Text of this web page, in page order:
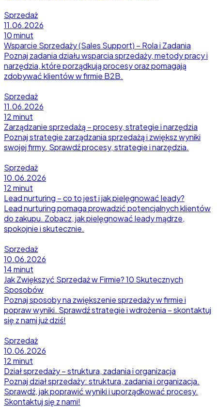
Sprzedaż
11.06.2026
10 minut
Wsparcie Sprzedaży (Sales Support) – Rola i Zadania
Poznaj zadania działu wsparcia sprzedaży, metody pracy i
narzędzia, które porządkują procesy oraz pomagają
zdobywać klientów w firmie B2B.
Sprzedaż
11.06.2026
12 minut
Zarządzanie sprzedażą – procesy, strategie i narzędzia
Poznaj strategie zarządzania sprzedażą i zwiększ wyniki
swojej firmy. Sprawdź procesy, strategie i narzędzia.
Sprzedaż
10.06.2026
12 minut
Lead nurturing – co to jest i jak pielęgnować leady?
Lead nurturing pomaga prowadzić potencjalnych klientów
do zakupu. Zobacz, jak pielęgnować leady mądrze,
spokojnie i skutecznie.
Sprzedaż
10.06.2026
14 minut
Jak Zwiększyć Sprzedaż w Firmie? 10 Skutecznych
Sposobów
Poznaj sposoby na zwiększenie sprzedaży w firmie i
popraw wyniki. Sprawdź strategie i wdrożenia – skontaktuj
się z nami już dziś!
Sprzedaż
10.06.2026
12 minut
Dział sprzedaży – struktura, zadania i organizacja
Poznaj dział sprzedaży: struktura, zadania i organizacja.
Sprawdź, jak poprawić wyniki i uporządkować procesy.
Skontaktuj się z nami!